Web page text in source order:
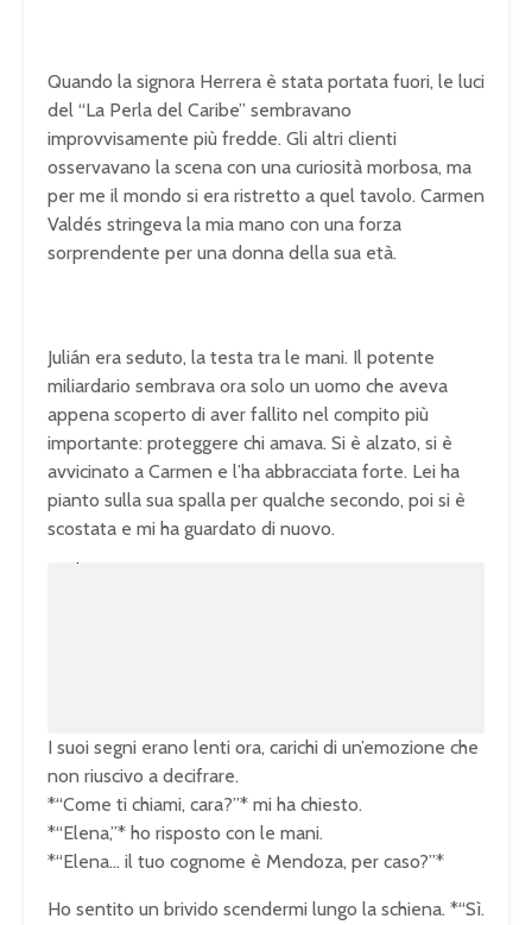
Quando la signora Herrera è stata portata fuori, le luci
del “La Perla del Caribe” sembravano
improvvisamente più fredde. Gli altri clienti
osservavano la scena con una curiosità morbosa, ma
per me il mondo si era ristretto a quel tavolo. Carmen
Valdés stringeva la mia mano con una forza
sorprendente per una donna della sua età.
Julián era seduto, la testa tra le mani. Il potente
miliardario sembrava ora solo un uomo che aveva
appena scoperto di aver fallito nel compito più
importante: proteggere chi amava. Si è alzato, si è
avvicinato a Carmen e l’ha abbracciata forte. Lei ha
pianto sulla sua spalla per qualche secondo, poi si è
scostata e mi ha guardato di nuovo.
I suoi segni erano lenti ora, carichi di un’emozione che
non riuscivo a decifrare.
*“Come ti chiami, cara?”* mi ha chiesto.
*“Elena,”* ho risposto con le mani.
*“Elena… il tuo cognome è Mendoza, per caso?”*
Ho sentito un brivido scendermi lungo la schiena. *“Sì.